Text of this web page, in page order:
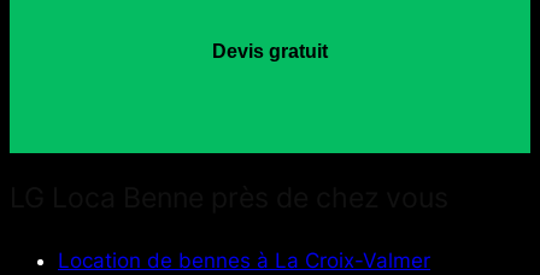
Devis gratuit
Location de bennes à La Croix-Valmer